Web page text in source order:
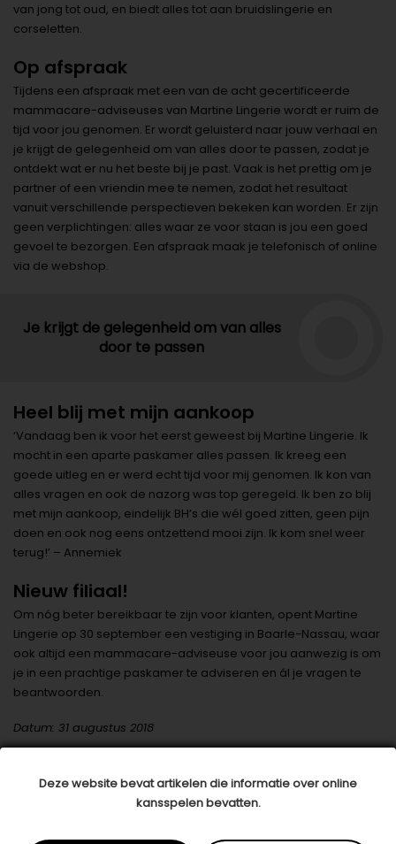
Deze website bevat artikelen die informatie over online
kansspelen bevatten.
van jong tot oud, en biedt alles tot aan bruidslingerie en
corseletten.
Op afspraak
Tijdens een afspraak met een van de acht gecertificeerde
mammacare-adviseuses van Martine Lingerie wordt er ruim de
tijd voor jou genomen. Er wordt geluisterd naar jouw verhaal en
je krijgt de gelegenheid om van alles door te passen, zodat je
ontdekt wat er nu het beste bij je past. Vaak is het prettig om je
partner of een vriendin mee te nemen, zodat het resultaat
vanuit verschillende perspectieven bekeken kan worden. Er zijn
geen verplichtingen: alles waar ze voor staan is jou een goed
gevoel te bezorgen. Een afspraak maak je telefonisch of online
via de webshop.
Je krijgt de gelegenheid om van alles
door te passen
Heel blij met mijn aankoop
‘Vandaag ben ik voor het eerst geweest bij Martine Lingerie. Ik
mocht in een aparte paskamer alles passen. Ik kreeg een
goede uitleg en er werd echt tijd voor mij genomen. Ik kon van
alles vragen en ook de nazorg was top geregeld. Ik ben zo blij
met mijn aankoop, eindelijk BH’s die wél goed zitten, geen pijn
doen en ook nog eens ontzettend mooi zijn. Ik kom snel weer
terug!’ – Annemiek
Nieuw filiaal!
Om nóg beter bereikbaar te zijn voor klanten, opent Martine
Lingerie op 30 september een vestiging in Baarle-Nassau, waar
ook altijd een mammacare-adviseuse voor jou aanwezig is om
je in een prachtige paskamer te adviseren en ál je vragen te
beantwoorden.
Datum: 31 augustus 2018